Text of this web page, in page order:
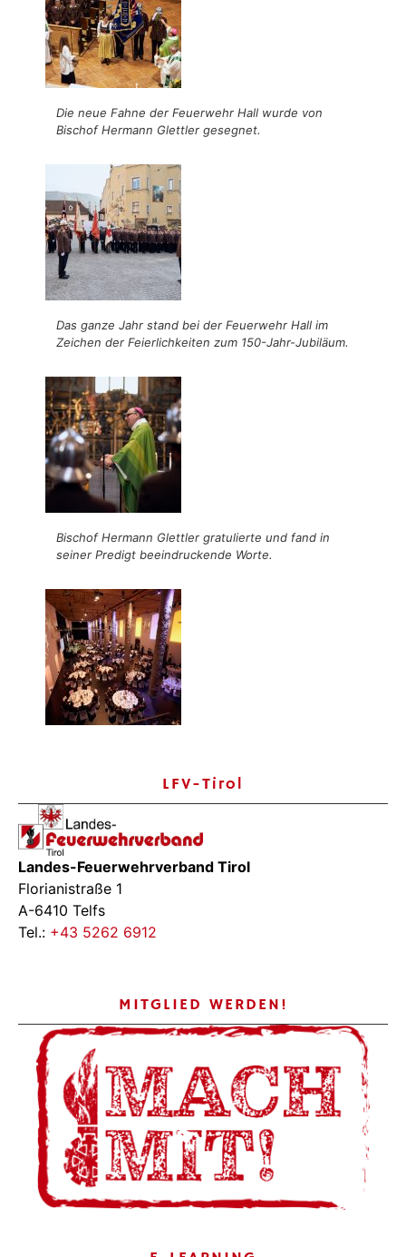
Die neue Fahne der Feuerwehr Hall wurde von
Bischof Hermann Glettler gesegnet.
Das ganze Jahr stand bei der Feuerwehr Hall im
Zeichen der Feierlichkeiten zum 150-Jahr-Jubiläum.
Bischof Hermann Glettler gratulierte und fand in
seiner Predigt beeindruckende Worte.
LFV-Tirol
Landes-Feuerwehrverband Tirol
Florianistraße 1
A-6410 Telfs
Tel.: +43 5262 6912
MITGLIED WERDEN!